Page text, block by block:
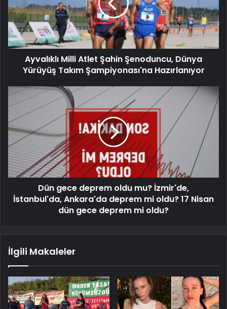
Ayvalıklı Milli Atlet Şahin Şenoduncu, Dünya
Yürüyüş Takım Şampiyonası'na Hazırlanıyor
Dün gece deprem oldu mu? İzmir'de,
İstanbul'da, Ankara'da deprem mi oldu? 17 Nisan
dün gece deprem mi oldu?
İlgili Makaleler